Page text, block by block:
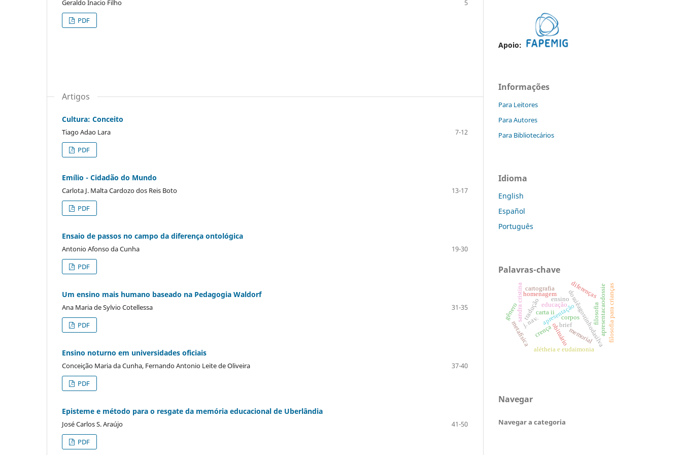
Geraldo Inacio Filho
5
PDF
Artigos
Cultura: Conceito
Tiago Adao Lara
7-12
PDF
Emílio - Cidadão do Mundo
Carlota J. Malta Cardozo dos Reis Boto
13-17
PDF
Ensaio de passos no campo da diferença ontológica
Antonio Afonso da Cunha
19-30
PDF
Um ensino mais humano baseado na Pedagogia Waldorf
Ana Maria de Sylvio Cotellessa
31-35
PDF
Ensino noturno em universidades oficiais
Conceição Maria da Cunha, Fernando Antonio Leite de Oliveira
37-40
PDF
Episteme e método para o resgate da memória educacional de Uberlândia
José Carlos S. Araújo
41-50
PDF
Apoio:
Informações
Para Leitores
Para Autores
Para Bibliotecários
Idioma
English
Español
Português
Palavras-chave
apresentaçãodossiêagostinhodasilva
apresentacaodossie
tradução
brief
j. nav.
carta ii
sandra cristina
obituário
homenagem
memorial
diferenças
corpos
alétheia e eudaimonia
filosofia
metafísica
educação filosofia para crianças
crença
cartografia
gênero
ensino
Navegar
Navegar a categoria